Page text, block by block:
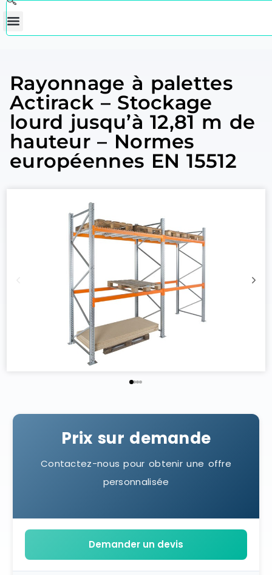
Rayonnage à palettes
Actirack – Stockage
lourd jusqu’à 12,81 m de
hauteur – Normes
européennes EN 15512
Prix sur demande
Contactez-nous pour obtenir une offre
personnalisée
Demander un devis